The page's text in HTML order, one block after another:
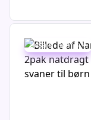
Udsalg - spar 8 %